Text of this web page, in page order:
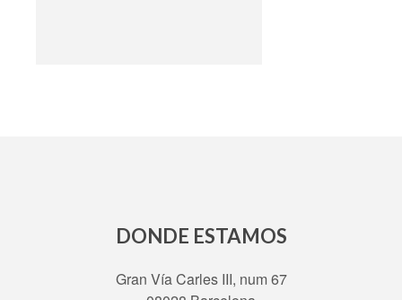
DONDE ESTAMOS
Gran Vía Carles III, num 67